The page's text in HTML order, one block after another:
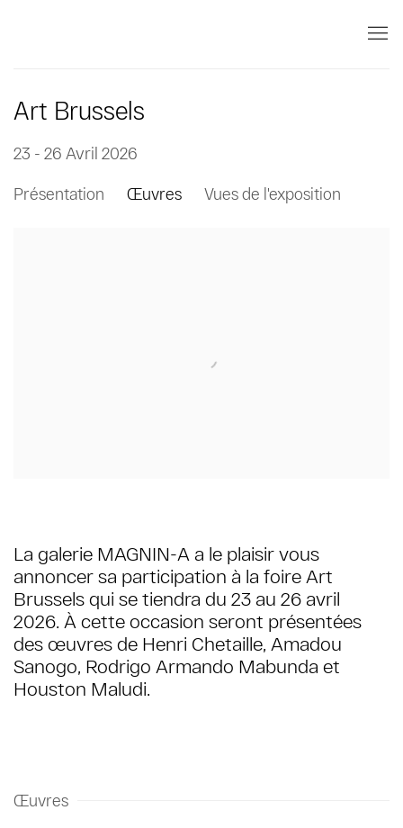
Art Brussels
23 - 26 Avril 2026
Présentation Œuvres Vues de l'exposition
La galerie MAGNIN-A a le plaisir vous
annoncer sa participation à la foire Art
Brussels qui se tiendra du 23 au 26 avril
2026. À cette occasion seront présentées
des œuvres de Henri Chetaille, Amadou
Sanogo, Rodrigo Armando Mabunda et
Houston Maludi.
Œuvres